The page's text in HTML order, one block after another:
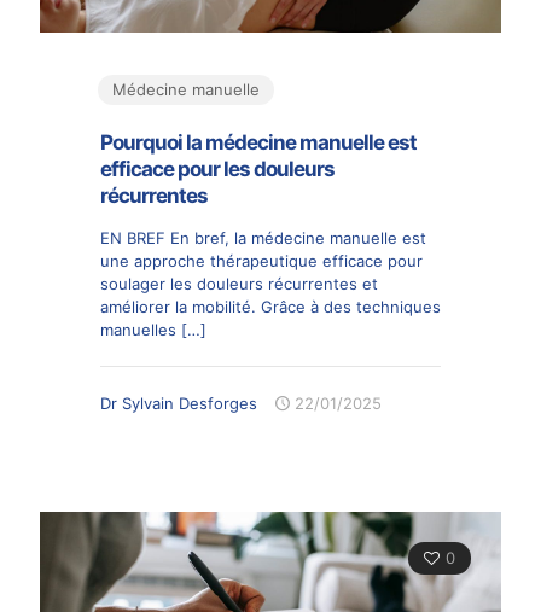
Médecine manuelle
Pourquoi la médecine manuelle est
efficace pour les douleurs
récurrentes
EN BREF En bref, la médecine manuelle est
une approche thérapeutique efficace pour
soulager les douleurs récurrentes et
améliorer la mobilité. Grâce à des techniques
manuelles […]
Dr Sylvain Desforges 22/01/2025
0